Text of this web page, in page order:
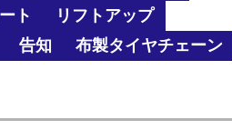
ト
リフトアップ
告知
布製タイヤチェーン